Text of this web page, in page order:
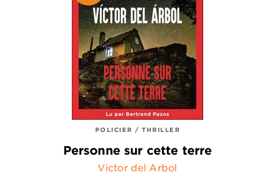
POLICIER / THRILLER
Personne sur cette terre
Victor del Arbol